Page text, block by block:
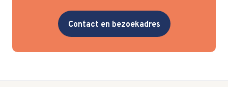
Contact en bezoekadres